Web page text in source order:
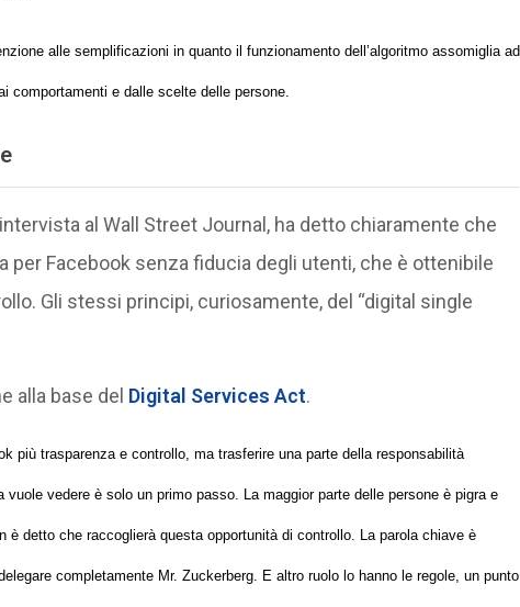
alle semplificazioni in quanto il funzionamento dell’algoritmo assomiglia ad
comportamenti e dalle scelte delle persone.
al Wall Street Journal, ha detto chiaramente che
per Facebook senza fiducia degli utenti, che è ottenibile
Gli stessi principi, curiosamente, del “digital single
alla base del Digital Services Act.
più trasparenza e controllo, ma trasferire una parte della responsabilità
vedere è solo un primo passo. La maggior parte delle persone è pigra e
è detto che raccoglierà questa opportunità di controllo. La parola chiave è
completamente Mr. Zuckerberg. E altro ruolo lo hanno le regole, un punto